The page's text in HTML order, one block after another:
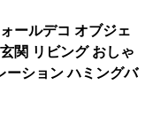
ールデコ オブジェ
関 リビング おしゃ
ーション ハミングバ